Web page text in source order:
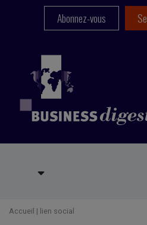
Abonnez-vous
Accueil | lien social